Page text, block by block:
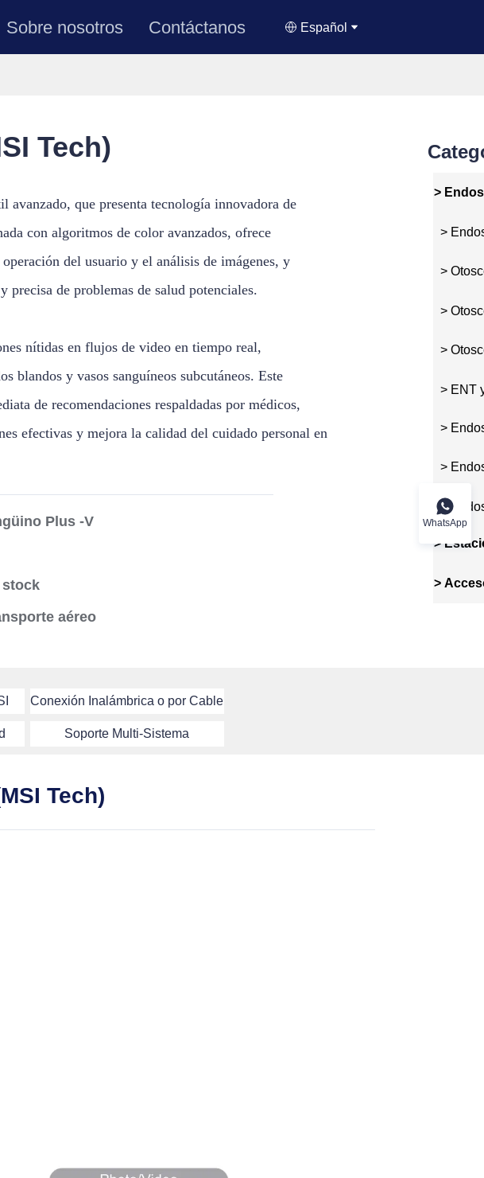
Sobre nosotros Contáctanos Español
Tech)
que presenta tecnología innovadora de
con algoritmos de color avanzados, ofrece
del usuario y el análisis de imágenes, y
de problemas de salud potenciales.
nítidas en flujos de video en tiempo real,
blandos y vasos sanguíneos subcutáneos. Este
de recomendaciones respaldadas por médicos,
efectivas y mejora la calidad del cuidado personal en
Plus -V
stock
aéreo
>
>
>
>
>
>
>
>
>
>
> ENT
Conexión Inalámbrica o por Cable
Soporte Multi-Sistema
Tech)
WhatsApp